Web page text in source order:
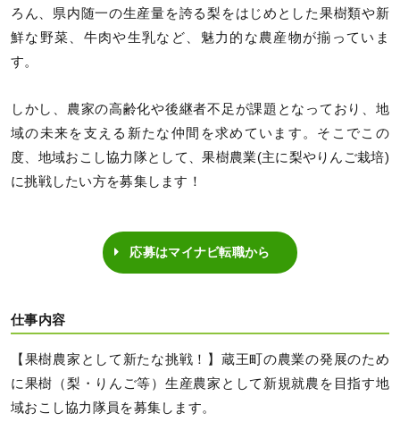
ろん、県内随一の生産量を誇る梨をはじめとした果樹類や新
鮮な野菜、牛肉や生乳など、魅力的な農産物が揃っていま
す。
しかし、農家の高齢化や後継者不足が課題となっており、地
域の未来を支える新たな仲間を求めています。そこでこの
度、地域おこし協力隊として、果樹農業(主に梨やりんご栽培)
に挑戦したい方を募集します！
応募はマイナビ転職から
仕事内容
【果樹農家として新たな挑戦！】蔵王町の農業の発展のため
に果樹（梨・りんご等）生産農家として新規就農を目指す地
域おこし協力隊員を募集します。